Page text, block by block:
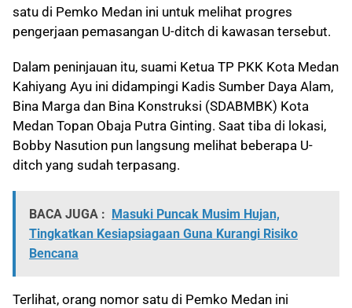
satu di Pemko Medan ini untuk melihat progres
pengerjaan pemasangan U-ditch di kawasan tersebut.
Dalam peninjauan itu, suami Ketua TP PKK Kota Medan
Kahiyang Ayu ini didampingi Kadis Sumber Daya Alam,
Bina Marga dan Bina Konstruksi (SDABMBK) Kota
Medan Topan Obaja Putra Ginting. Saat tiba di lokasi,
Bobby Nasution pun langsung melihat beberapa U-
ditch yang sudah terpasang.
BACA JUGA : Masuki Puncak Musim Hujan,
Tingkatkan Kesiapsiagaan Guna Kurangi Risiko
Bencana
Terlihat, orang nomor satu di Pemko Medan ini